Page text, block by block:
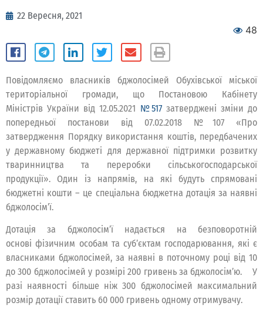
22 Вересня, 2021
48
Повідомляємо власників бджолосімей Обухівської міської
територіальної громади, що Постановою Кабінету
Міністрів України від 12.05.2021 №517затверджені зміни до
попередньої постанови від 07.02.2018 №107 «Про
затвердження Порядку використання коштів, передбачених
у державному бюджеті для державної підтримки розвитку
тваринництва та переробки сільськогосподарської
продукції». Один із напрямів, на які будуть спрямовані
бюджетні кошти – це спеціальна бюджетна дотація за наявні
бджолосім’ї.
Дотація за бджолосім’ї надається на безповоротній
основі фізичним особам та суб’єктам господарювання, які є
власниками бджолосімей, за наявні в поточному році від 10
до 300 бджолосімей у розмірі 200 гривень за бджолосім’ю. У
разі наявності більше ніж 300 бджолосімей максимальний
розмір дотації ставить 60 000 гривень одному отримувачу.